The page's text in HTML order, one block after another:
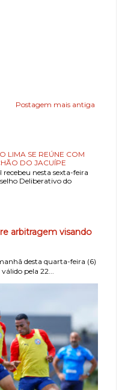
Postagem mais antiga
LIMA SE REÚNE COM
DO JACUÍPE
nesta sexta-feira
Deliberativo do
arbitragem visando
desta quarta-feira (6)
pela 22...